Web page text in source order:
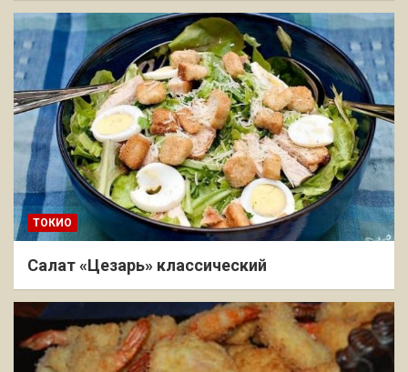
ТОКИО
Салат «Цезарь» классический